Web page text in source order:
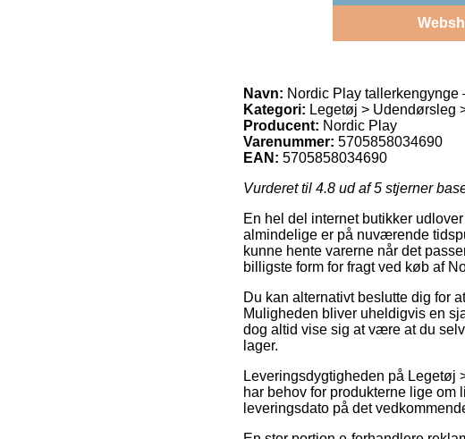
Navn: Nordic Play tallerkengynge
Kategori: Legetøj > Udendørsleg
Producent: Nordic Play
Varenummer: 5705858034690
EAN: 5705858034690
Vurderet til 4.8 ud af 5 stjerner
En hel del internet butikker
almindelige er på nuværende
kunne hente varerne når det
billigste form for fragt ved køb af
Du kan alternativt beslutte dig for
Muligheden bliver uheldigvis en
dog altid vise sig at være at du
lager.
Leveringsdygtigheden på Legetøj
har behov for produkterne lige om
leveringsdato på det